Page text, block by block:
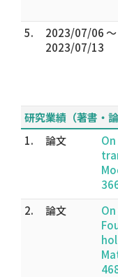
5.
2023/07/06 ～
2023/07/13
研究業績（著書・論
1.
論文
2.
論文